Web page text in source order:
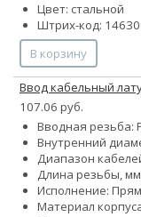
Цвет: стальной
Штрих-код:
В корзину
Ввод кабельный
107.06 руб.
Вводная резьба:
Внутренний
Диапазон
Длина резьбы,
Исполнение:
Материал